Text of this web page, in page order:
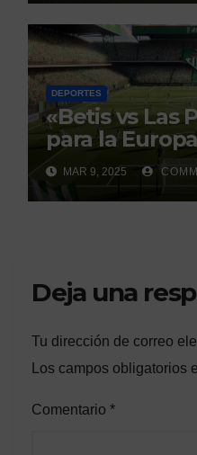
DEPORTES
«Betis vs Las
para la
League»
MAR 9, 2025
Deja una
Tu dirección de correo
Los campos obligatorios
Comentario *